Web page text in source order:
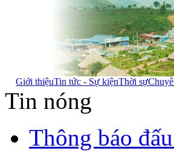
Giới thiệuTin tức - Sự kiệnThời sự
Tin nóng
Thông báo